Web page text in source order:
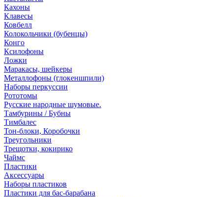
Кахоны
Клавесы
Ковбелл
Колокольчики (бубенцы)
Конго
Ксилофоны
Ложки
Маракасы, шейкеры
Металлофоны (глокеншпили)
Наборы перкуссии
Рототомы
Русские народные шумовые.
Тамбурины / Бубны
Тимбалес
Тон-блоки, Коробочки
Треугольники
Трещотки, кокирико
Чаймс
Пластики
Аксессуары
Наборы пластиков
Пластики для бас-барабана